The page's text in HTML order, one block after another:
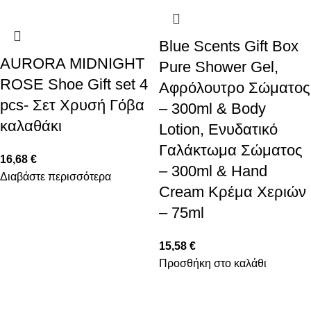
AURORA MIDNIGHT
ROSE Shoe Gift set 4
pcs- Σετ Χρυσή Γόβα
καλαθάκι
16,68 €
Διαβάστε περισσότερα
Blue Scents Gift Box
Pure Shower Gel,
Αφρόλουτρο Σώματος
– 300ml & Body
Lotion, Ενυδατικό
Γαλάκτωμα Σώματος
– 300ml & Hand
Cream Κρέμα Χεριών
– 75ml
15,58 €
Προσθήκη στο καλάθι